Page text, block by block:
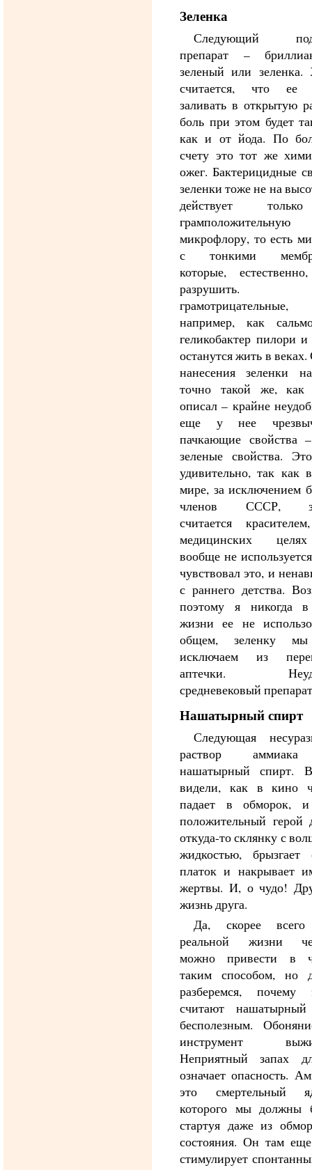
Зеленка
Следующий
препарат –
зеленый или зеленка.
считается, что ее
заливать в открытую
боль при этом будет
как и от йода. По
счету это тот же
ожег. Бактерицидные
зеленки тоже не на
действует
грамположительную
микрофлору, то есть
с тонкими
которые,
грамотрицательные,
например, как
геликобактер пилори и
останутся жить в
нанесения зеленки
точно такой же,
описал – крайне
еще у нее
пачкающие свойства
зеленые свойства.
удивительно, так как
мире, за исключением
членов СССР,
считается
медицинских
вообще не
чувствовал это, и
с раннего детства.
поэтому я никогда
жизни ее не
общем, зеленку
исключаем из
аптечки.
средневековый
Нашатырный спирт
Следующая
раствор
нашатырный спирт.
видели, как в кино
падает в обморок, и
положительный герой
откуда-то склянку с
жидкостью,
платок и накрывает
жертвы. И, о чудо!
жизнь друга.
Да, скорее
реальной жизни
можно привести в
таким способом, но
разберемся,
считают
бесполезным.
инструмент
Неприятный запах
означает опасность.
это смертельный
которого мы должны
стартуя даже из
состояния. Он там
стимулирует